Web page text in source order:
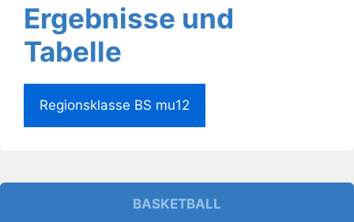
Ergebnisse und
Tabelle
Regionsklasse BS mu12
BASKETBALL